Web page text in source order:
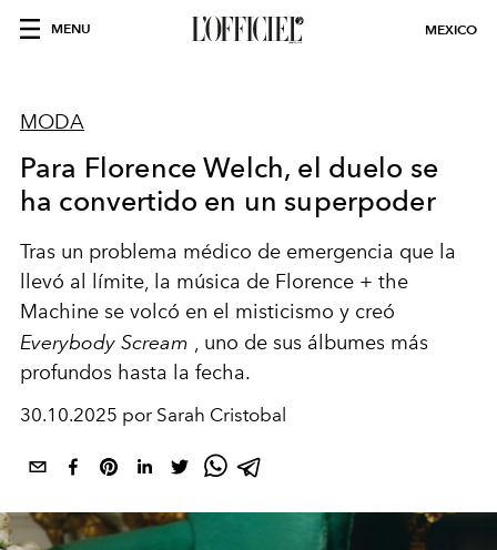
MENU MEXICO
MODA
Para Florence Welch, el duelo se
ha convertido en un superpoder
Tras un problema médico de emergencia que la
llevó al límite, la música de Florence + the
Machine se volcó en el misticismo y creó
Everybody Scream , uno de sus álbumes más
profundos hasta la fecha.
30.10.2025 por Sarah Cristobal